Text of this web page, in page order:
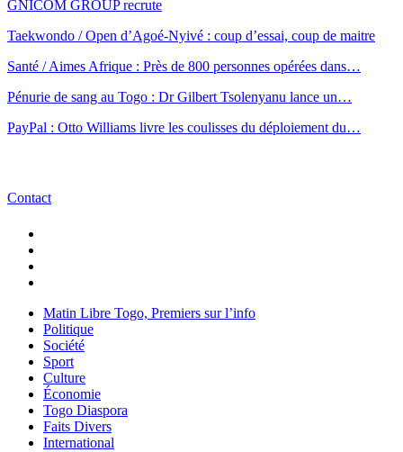
GNICOM GROUP recrute
Taekwondo / Open d’Agoé-Nyivé : coup d’essai, coup de maitre
Santé / Aimes Afrique : Près de 800 personnes opérées dans…
Pénurie de sang au Togo : Dr Gilbert Tsolenyanu lance un…
PayPal : Otto Williams livre les coulisses du déploiement du…
Contact
Matin Libre Togo, Premiers sur l’info
Politique
Société
Sport
Culture
Économie
Togo Diaspora
Faits Divers
International